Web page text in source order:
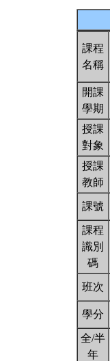
課程
名稱
開課
學期
授課
對象
授課
教師
課號
課程
識別
碼
班次
學分
全/半
年